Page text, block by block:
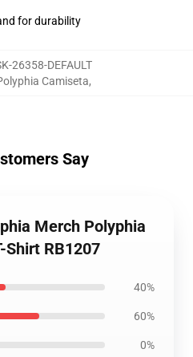
for durability
26358-DEFAULT
Camiseta,
Say
Merch Polyphia
Shirt RB1207
40%
60%
0%